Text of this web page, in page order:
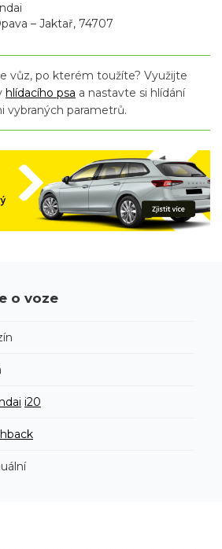
– Jaktař, 74707
vůz, po kterém toužíte? Využijte
hlídacího psa a nastavte si hlídání
vybraných parametrů.
o voze
i20